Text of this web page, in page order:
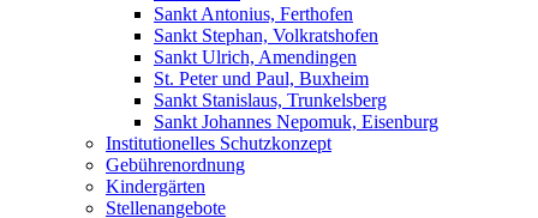
Sankt Antonius, Ferthofen
Sankt Stephan, Volkratshofen
Sankt Ulrich, Amendingen
St. Peter und Paul, Buxheim
Sankt Stanislaus, Trunkelsberg
Sankt Johannes Nepomuk, Eisenburg
Institutionelles Schutzkonzept
Gebührenordnung
Kindergärten
Stellenangebote